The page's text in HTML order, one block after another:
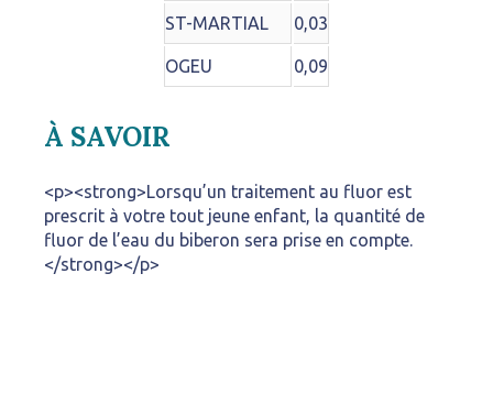
ST-MARTIAL 0,03
OGEU 0,09
À SAVOIR
<p><strong>Lorsqu’un traitement au fluor est
prescrit à votre tout jeune enfant, la quantité de
fluor de l’eau du biberon sera prise en compte.
</strong></p>